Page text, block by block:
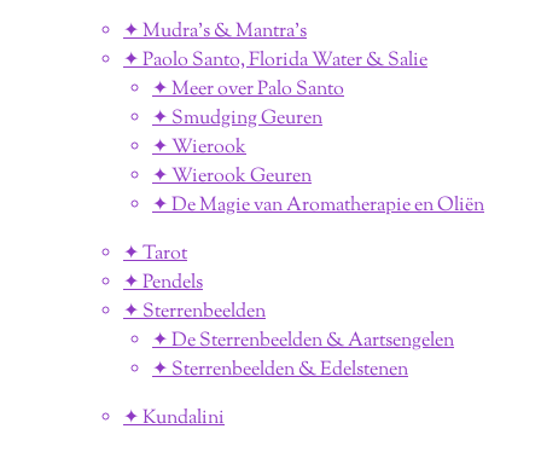
✦ Mudra's & Mantra's
✦ Paolo Santo, Florida Water & Salie
✦ Meer over Palo Santo
✦ Smudging Geuren
✦ Wierook
✦ Wierook Geuren
✦ De Magie van Aromatherapie en Oliën
✦ Tarot
✦ Pendels
✦ Sterrenbeelden
✦ De Sterrenbeelden & Aartsengelen
✦ Sterrenbeelden & Edelstenen
✦ Kundalini